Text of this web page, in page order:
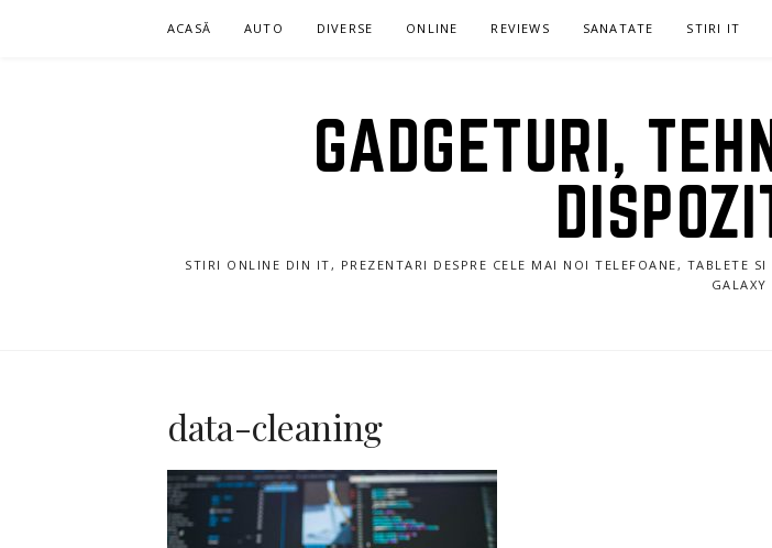
ACASĂ AUTO DIVERSE ONLINE REVIEWS SANATATE STIRI IT
GADGETURI,
STIRI ONLINE DIN IT, PREZENTARI DESPRE CELE MAI NOI TELEFOANE, TABLETE
GALAXY
data-cleaning